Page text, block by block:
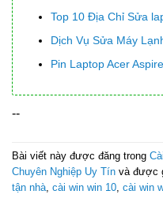
Top 10 Địa Chỉ Sửa
Dịch Vụ Sửa Máy
Pin Laptop Acer
--
Bài viết này được đăng trong
Chuyên Nghiệp Uy Tín và được
tận nhà cài win win 10 cài win